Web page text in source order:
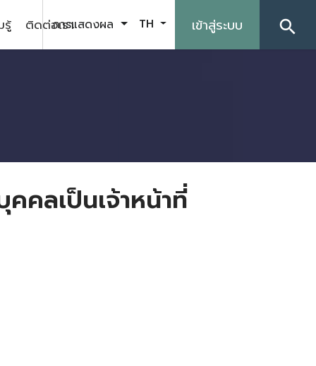
รู้ ติดต่อเราการแสดงผล TH เข้าสู่ระบบ search
คลเป็นเจ้าหน้าที่